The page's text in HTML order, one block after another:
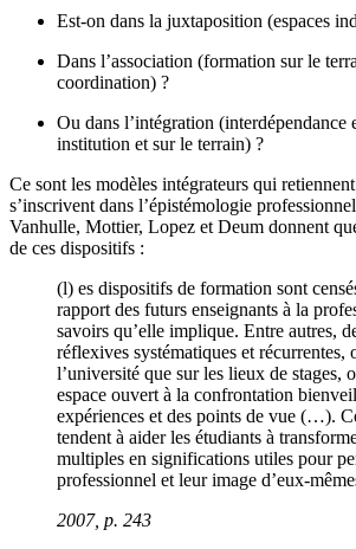
Est-on dans la juxtaposition (espaces
Dans l’association (formation sur le
coordination) ?
Ou dans l’intégration (interdépendance
institution et sur le terrain) ?
Ce sont les modèles intégrateurs qui
s’inscrivent dans l’épistémologie
Vanhulle, Mottier, Lopez et Deum donnent
de ces dispositifs :
(l) es dispositifs de formation sont
rapport des futurs enseignants à la
savoirs qu’elle implique. Entre autres,
réflexives systématiques et récurrentes,
l’université que sur les lieux de stages,
espace ouvert à la confrontation
expériences et des points de vue (…).
tendent à aider les étudiants à
multiples en significations utiles pour
professionnel et leur image d’eux-
2007, p. 243